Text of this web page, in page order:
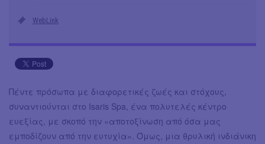
WebLink
Πέντε πρόσωπα με διαφορετικές ζωές και στόχους,
συναντιούνται στο Isaris Spa, ένα πολυτελές κέντρο
ευεξίας, με σκοπό την «αποτοξίνωση από όσα μας
εμποδίζουν από την ευτυχία». Όμως, μια θρυλική ινδιάνικη